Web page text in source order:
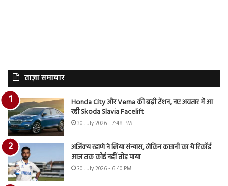
ताज़ा समाचार
Honda City और Verna की बढ़ी टेंशन, नए अवतार में आ
रही Skoda Slavia Facelift
30 July 2026 - 7:48 PM
अजिंक्य रहाणे ने लिया संन्यास, लेकिन कप्तानी का ये रिकॉर्ड
आज तक कोई नहीं तोड़ पाया
30 July 2026 - 6:40 PM